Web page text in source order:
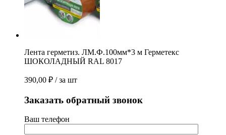
Лента герметиз. ЛМ.Ф.100мм*3 м Герметекс
ШОКОЛАДНЫЙ RAL 8017
390,00 ₽ / за шт
Заказать обратный звонок
Ваш телефон